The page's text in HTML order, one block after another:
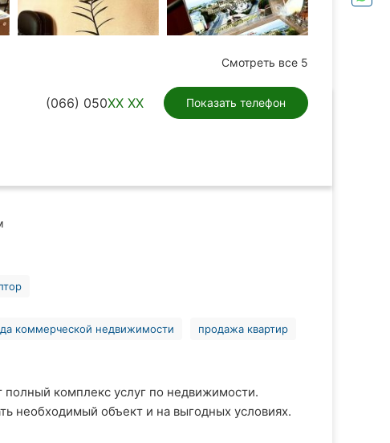
Смотреть все 5
(066) 050XX XX Показать телефон
коммерческой недвижимости продажа квартир
комплекс услуг по недвижимости.
необходимый объект и на выгодных условиях.